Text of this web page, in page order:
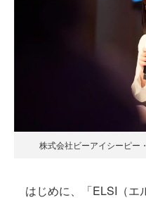
株式会社ビーアイシーピ
はじめに、「ELSI（エ